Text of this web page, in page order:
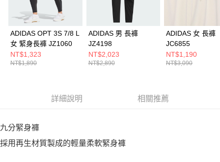
ADIDAS OPT 3S 7/8 L
女 緊身長褲 JZ1060
NT$1,323
NT$1,890
ADIDAS 男 長褲
JZ4198
NT$2,023
NT$2,890
ADIDAS 女 長褲
JC6855
NT$1,190
NT$3,090
詳細說明 相關推薦
九分緊身褲
採用再生材質製成的輕量柔軟緊身褲